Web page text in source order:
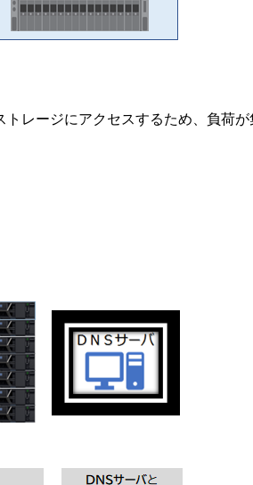
レージにアクセスするため、負荷